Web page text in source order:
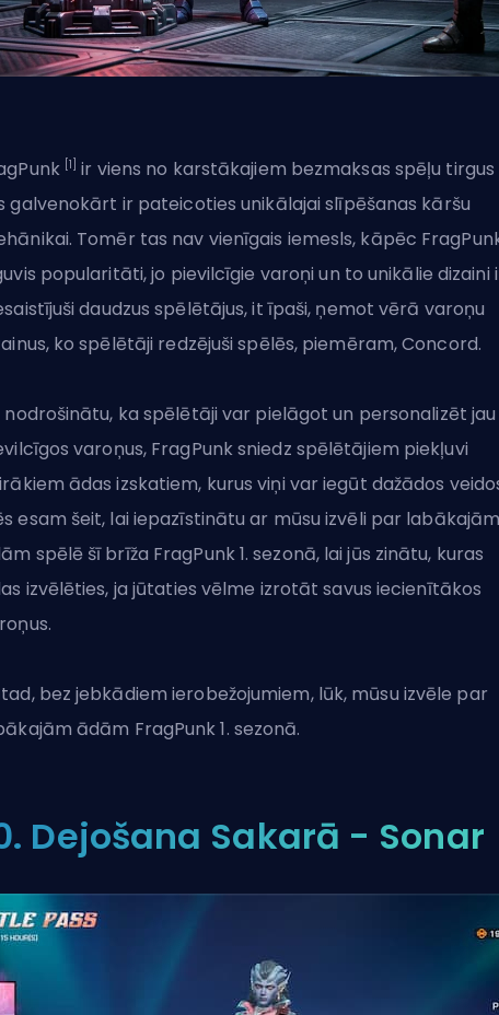
[1] ir viens no karstākajiem bezmaksas spēļu tirgus
galvenokārt ir pateicoties unikālajaislīpēšanas kāršu
. Tomēr tas nav vienīgais iemesls, kāpēc
popularitāti, jo pievilcīgie varoņi un to unikālie dizaini
daudzus spēlētājus, it īpaši, ņemot vērā varoņu
ko spēlētāji redzējuši spēlēs, piemēram, Concord.
nodrošinātu, ka spēlētāji var pielāgot un personalizēt jau
varoņus, FragPunk sniedz spēlētājiem piekļuvi
ādas izskatiem, kurus viņi var iegūt dažādos
esam šeit, lai iepazīstinātu ar mūsu izvēli par
spēlē šī brīža FragPunk 1. sezonā, lai jūs zinātu, kuras
izvēlēties, ja jūtaties vēlme izrotāt savus iecienītākos
bez jebkādiem ierobežojumiem, lūk, mūsu izvēle par
ādām FragPunk 1. sezonā.
Dejošana Sakarā - Sonar